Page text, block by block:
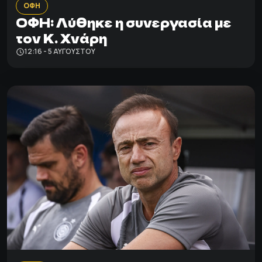
ΟΦΗ
ΟΦΗ: Λύθηκε η συνεργασία με
τον Κ. Χνάρη
12:16 - 5 ΑΥΓΟΎΣΤΟΥ